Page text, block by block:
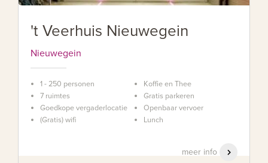
't Veerhuis Nieuwegein
Nieuwegein
1 - 250 personen
7 ruimtes
Goedkope vergaderlocatie
(Gratis) wifi
Koffie en Thee
Gratis parkeren
Openbaar vervoer
Lunch
meer info